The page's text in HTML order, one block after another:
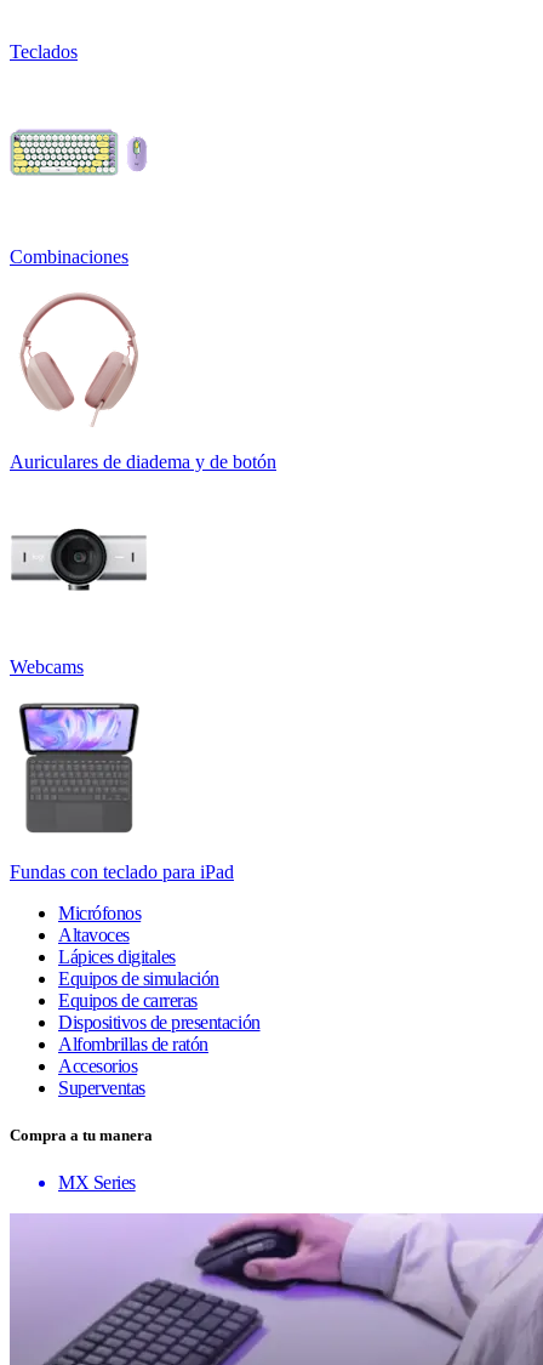
Teclados
Combinaciones
Auriculares de diadema y de botón
Webcams
Fundas con teclado para iPad
Micrófonos
Altavoces
Lápices digitales
Equipos de simulación
Equipos de carreras
Dispositivos de presentación
Alfombrillas de ratón
Accesorios
Superventas
Compra a tu manera
MX Series